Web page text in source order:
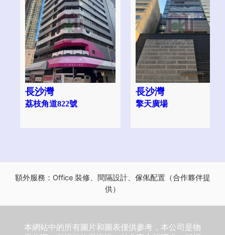
長沙灣
荔枝角道822號
長沙灣
擎天廣場
額外服務：Office 裝修、間隔設計、傢俬配置（合作夥伴提
供）
本網站中的所有圖片和圖表僅供參考，本公司是物